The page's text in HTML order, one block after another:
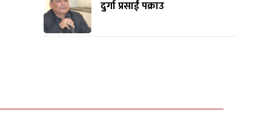
दुर्गा प्रसाईं पक्राउ